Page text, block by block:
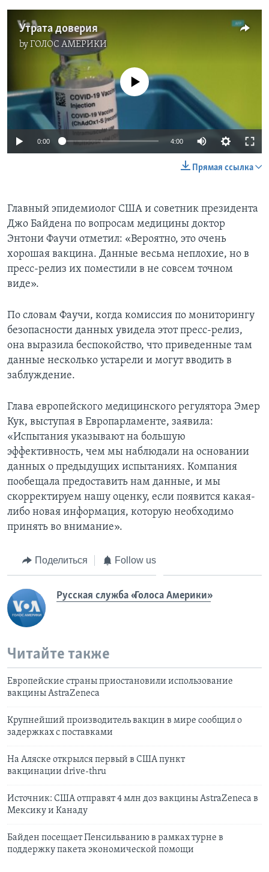
Утрата доверия
byГОЛОС АМЕРИКИ
No media source currently available
0:00 4:00
Прямая ссылка
Главный эпидемиолог США и советник президента
Джо Байдена по вопросам медицины доктор
Энтони Фаучи отметил: «Вероятно, это очень
хорошая вакцина. Данные весьма неплохие, но в
пресс-релиз их поместили в не совсем точном
виде».
По словам Фаучи, когда комиссия по мониторингу
безопасности данных увидела этот пресс-релиз,
она выразила беспокойство, что приведенные там
данные несколько устарели и могут вводить в
заблуждение.
Глава европейского медицинского регулятора Эмер
Кук, выступая в Европарламенте, заявила:
«Испытания указывают на большую
эффективность, чем мы наблюдали на основании
данных о предыдущих испытаниях. Компания
пообещала предоставить нам данные, и мы
скорректируем нашу оценку, если появится какая-
либо новая информация, которую необходимо
принять во внимание».
Поделиться Follow us
Русская служба «Голоса Америки»
Читайте также
Европейские страны приостановили использование
вакцины AstraZeneca
Крупнейший производитель вакцин в мире сообщил о
задержках с поставками
На Аляске открылся первый в США пункт
вакцинации drive-thru
Источник: США отправят 4 млн доз вакцины AstraZeneca в
Мексику и Канаду
Байден посещает Пенсильванию в рамках турне в
поддержку пакета экономической помощи